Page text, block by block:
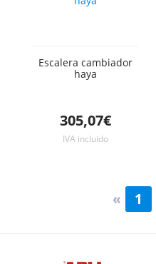
Escalera cambiador
haya
305,07€
IVA incluido
« 1